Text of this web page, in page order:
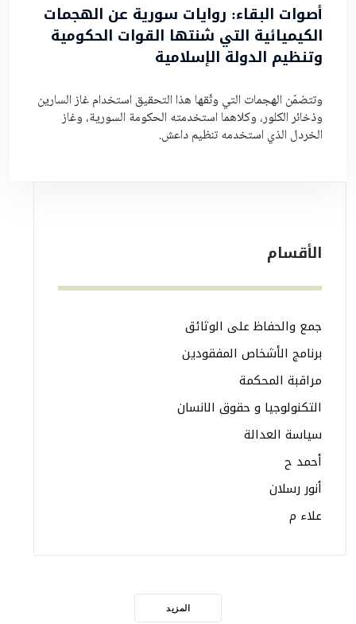
أصوات البقاء: روايات سورية عن الهجمات
الكيميائية التي شنتها القوات الحكومية
وتنظيم الدولة الإسلامية
وتتضمّن الهجمات التي وثّقها هذا التحقيق استخدام غاز السارين
وذخائر الكلور، وكلاهما استخدمته الحكومة السورية، وغاز
الخردل الذي استخدمه تنظيم داعش.
الأقسام
جمع والحفاظ على الوثائق
برنامج الأشخاص المفقودين
مراقبة المحكمة
التكنولوجيا و حقوق الانسان
سياسة العدالة
أحمد ح
أنور رسلان
علاء م
المزيد